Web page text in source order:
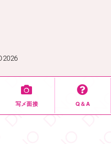
写メ面接 Q＆A